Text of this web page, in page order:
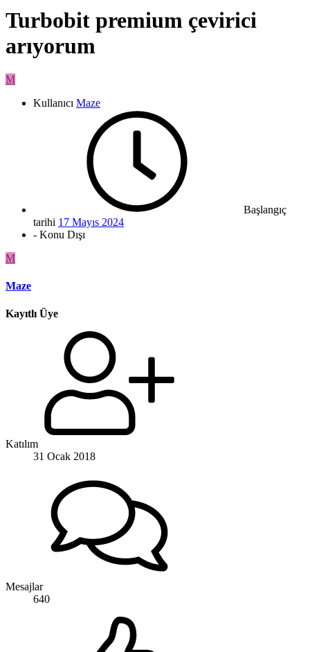
Turbobit premium çevirici
arıyorum
M
Kullanıcı Maze
Başlangıç
tarihi 17 Mayıs 2024
- Konu Dışı
M
Maze
Kayıtlı Üye
Katılım
31 Ocak 2018
Mesajlar
640